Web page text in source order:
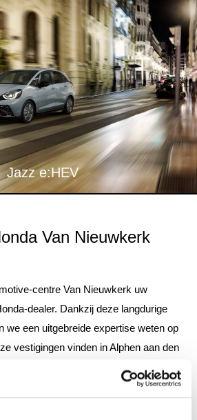
Jazz e:HEV
Van Nieuwkerk
centre Van Nieuwkerk uw
dealer. Dankzij deze langdurige
we een uitgebreide expertise weten op
vestigingen vinden in Alphen aan den
een ruim verzorgingsgebied, waarbij